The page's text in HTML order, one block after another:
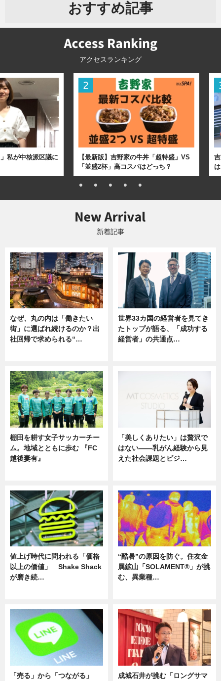
おすすめ記事
アクセスランキング
私が中核派区議に
【最新版】吉野家の牛丼「超特盛」VS
「並盛2杯」高コスパはどっち？
新着記事
なぜ、丸の内は「働きたい
街」に選ばれ続けるのか？出
社回帰で求められる“…
世界33カ国の経営者を見てき
たトップが語る、「成功する
経営者」の共通点…
棚田を耕す女子サッカーチー
ム。地域とともに歩む 『FC
越後妻有』
「美しくありたい」は贅沢で
はない――乳がん経験から見
えた社会課題とビジ…
値上げ時代に問われる「価格
以上の価値」 Shake Shack
が磨き続…
“酷暑”の原因を防ぐ。住友金
属鉱山「SOLAMENT®」が挑
む、異業種…
「売る」から「つながる」
成城石井が挑む「ロングサマ